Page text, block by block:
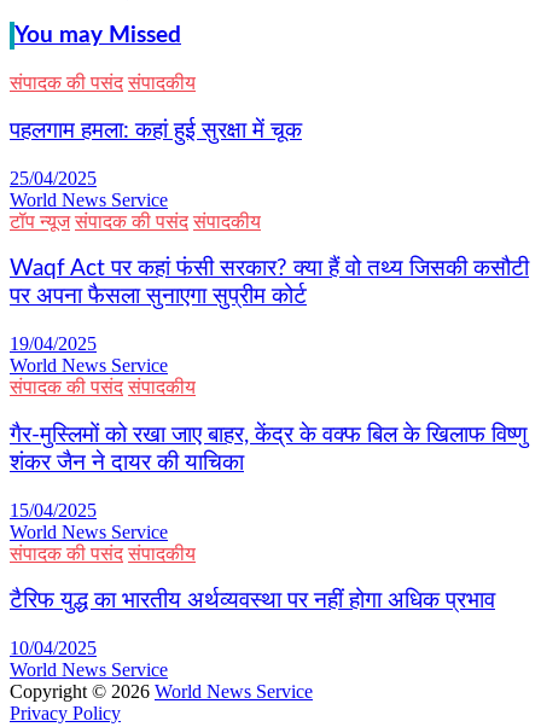
You may Missed
संपादक की पसंद संपादकीय
पहलगाम हमला: कहां हुई सुरक्षा में चूक
25/04/2025
World News Service
टॉप न्यूज संपादक की पसंद संपादकीय
Waqf Act पर कहां फंसी सरकार? क्या हैं वो तथ्य जिसकी कसौटी
पर अपना फैसला सुनाएगा सुप्रीम कोर्ट
19/04/2025
World News Service
संपादक की पसंद संपादकीय
गैर-मुस्लिमों को रखा जाए बाहर, केंद्र के वक्फ बिल के खिलाफ विष्णु
शंकर जैन ने दायर की याचिका
15/04/2025
World News Service
संपादक की पसंद संपादकीय
टैरिफ युद्ध का भारतीय अर्थव्यवस्था पर नहीं होगा अधिक प्रभाव
10/04/2025
World News Service
Copyright © 2026 World News Service
Privacy Policy